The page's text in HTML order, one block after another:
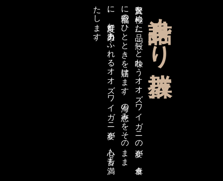
身詰まり抜群
贅沢を
極め
た
一品。
殻ご
と
味わ
う
オ
オ
ズ
ワ
イ
ガ
ニ
の
姿が
、
食卓
に
至福の
ひ
と
と
き
を
届け
ま
す
。
海の
恵み
を
そ
の
ま
ま
に
。
鮮度と
迫力あ
ふ
れ
る
オ
オ
ズ
ワ
イ
ガ
ニ
姿が
、
心も
舌も
満
た
し
ま
す
。